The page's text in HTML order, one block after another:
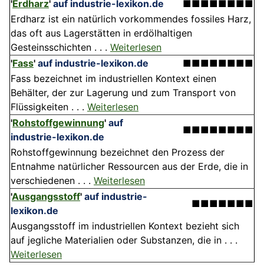
'Erdharz' auf industrie-lexikon.de
■■■■■■■■
Erdharz ist ein natürlich vorkommendes fossiles Harz,
das oft aus Lagerstätten in erdölhaltigen
Gesteinsschichten . . . Weiterlesen
'Fass' auf industrie-lexikon.de
■■■■■■■■
Fass bezeichnet im industriellen Kontext einen
Behälter, der zur Lagerung und zum Transport von
Flüssigkeiten . . . Weiterlesen
'Rohstoffgewinnung' auf
industrie-lexikon.de
■■■■■■■■
Rohstoffgewinnung bezeichnet den Prozess der
Entnahme natürlicher Ressourcen aus der Erde, die in
verschiedenen . . . Weiterlesen
'Ausgangsstoff' auf industrie-
lexikon.de
■■■■■■■
Ausgangsstoff im industriellen Kontext bezieht sich
auf jegliche Materialien oder Substanzen, die in . . .
Weiterlesen